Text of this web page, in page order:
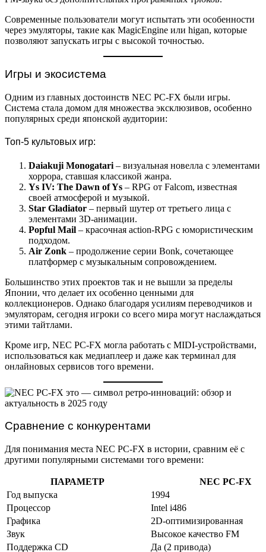
Современные пользователи могут испытать эти особенности
через эмуляторы, такие как MagicEngine или higan, которые
позволяют запускать игры с высокой точностью.
Игры и экосистема
Одним из главных достоинств NEC PC-FX были игры.
Система стала домом для множества эксклюзивов, особенно
популярных среди японской аудитории:
Топ-5 культовых игр:
Daiakuji Monogatari – визуальная новелла с элементами
хоррора, ставшая классикой жанра.
Ys IV: The Dawn of Ys – RPG от Falcom, известная
своей атмосферой и музыкой.
Star Gladiator – первый шутер от третьего лица с
элементами 3D-анимации.
Popful Mail – красочная action-RPG с юмористическим
подходом.
Air Zonk – продолжение серии Bonk, сочетающее
платформер с музыкальным сопровождением.
Большинство этих проектов так и не вышли за пределы
Японии, что делает их особенно ценными для
коллекционеров. Однако благодаря усилиям переводчиков и
эмуляторам, сегодня игроки со всего мира могут наслаждаться
этими тайтлами.
Кроме игр, NEC PC-FX могла работать с MIDI-устройствами,
использоваться как медиаплеер и даже как терминал для
онлайновых сервисов того времени.
Сравнение с конкурентами
Для понимания места NEC PC-FX в истории, сравним её с
другими популярными системами того времени:
ПАРАМЕТР
NEC PC-FX
Год выпуска
1994
Процессор
Intel i486
Графика
2D-оптимизированная
Звук
Высокое качество FM
Поддержка CD
Да (2 привода)